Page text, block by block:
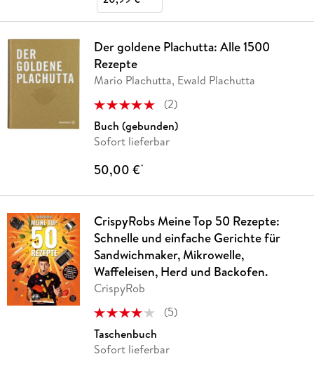
Der goldene Plachutta: Alle 1500
Rezepte
Mario Plachutta, Ewald Plachutta
(2)
Buch (gebunden)
Sofort lieferbar
50,00 €*
CrispyRobs Meine Top 50 Rezepte:
Schnelle und einfache Gerichte für
Sandwichmaker, Mikrowelle,
Waffeleisen, Herd und Backofen.
CrispyRob
(5)
Taschenbuch
Sofort lieferbar